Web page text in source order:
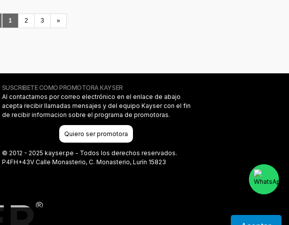
1 2 3 »
SUSCRIBETE COMO PROMOTORA KAYSER
Al contactarnos por correo electrónico en el enlace de abajo
acepta recibir llamadas mensajes y del equipo Kayser con el fin
de recibir informacion sobre el programa de promotoras.
Quiero ser promotora
© 2012 - 2025 kayser.pe - Todos los derechos reservados.
P4FH+43V Calle Monasterio, C. Monasterio, Lurín 15823